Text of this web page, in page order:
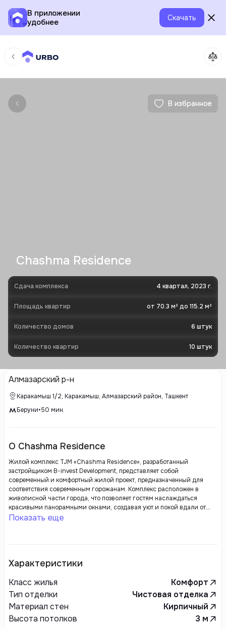
В приложении
удобнее
Скачать
В избранное
Chashma Residence
Сдача комплекса 4 квартал, 2023 г.
Площадь квартир от 70.3 м² до 115.2 м²
Количество домов 6 штук
Количество квартир 10 штук
Алмазарский р-н
Каракамыш 1/2, Каракамыш, Алмазарский район, Ташкент
Беруни•50 мин.
О Chashma Residence
Жилой комплекс TJM «Chashma Residence», разработанный
застройщиком B-invest Development, представляет собой
современный и комфортный жилой проект, предназначенный для
соответствия современным горожанам. Комплекс расположен в
живописной части города, что позволяет гостям наслаждаться
красивыми панорамными окнами, создавая уют и покой вдали от
городской жизни.
Показать еще
Характеристики
Класс жилья
Комфорт
Тип отделки
Чистовая отделка
Материал стен
Кирпичный
Высота потолков
3 м